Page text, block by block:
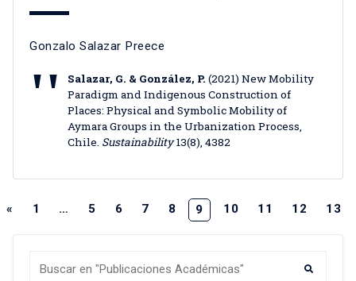
Gonzalo Salazar Preece
Salazar, G. & González, P. (2021) New Mobility
Paradigm and Indigenous Construction of
Places: Physical and Symbolic Mobility of
Aymara Groups in the Urbanization Process,
Chile. Sustainability13(8), 4382
« 1 … 5 6 7 8 9 10 11 12 13